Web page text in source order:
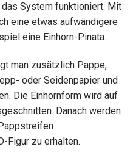
System funktioniert. Mit
eine etwas aufwändigere
eine Einhorn-Pinata.
man zusätzlich Pappe,
oder Seidenpapier und
Die Einhornform wird auf
Danach werden
Figur zu erhalten.